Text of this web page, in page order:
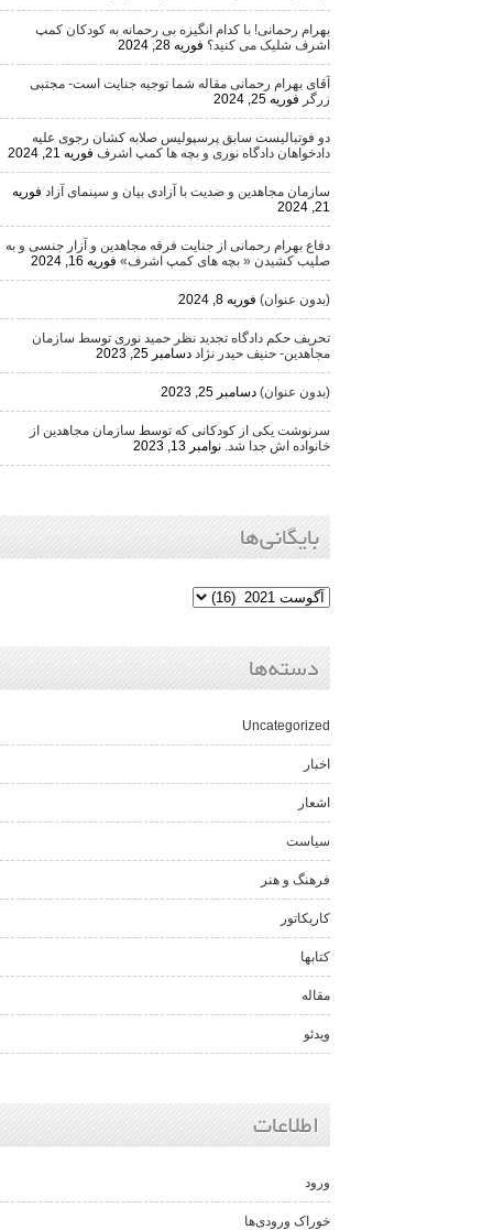
بهرام رحمانی! با کدام انگیزه بی رحمانه به کودکان کمپ
اشرف شلیک می کنید؟ فوریه 28, 2024
آقای بهرام رحمانی مقاله شما توجیه جنایت است- مجتبی
فوریه 25, 2024
دو فوتبالیست سابق پرسپولیس صلابه کشان رجوی علیه
دادخواهان دادگاه نوری و بچه ها کمپ اشرف فوریه 21, 2024
سازمان مجاهدین و ضدیت با آزادی بیان و سینمای آزاد فوریه
دفاع بهرام رحمانی از جنایت فرقه مجاهدین و آزار جنسی و به
صلیب کشیدن « بچه های کمپ اشرف» فوریه 16, 2024
(بدون عنوان) فوریه 8, 2024
تحریف حکم دادگاه تجدید نظر حمید نوری توسط سازمان
مجاهدین- حنیف حیدر نژاد دسامبر 25, 2023
(بدون عنوان) دسامبر 25, 2023
سرنوشت یکی از کودکانی که توسط سازمان مجاهدین از
خانواده اش جدا شد. نوامبر 13, 2023
بایگانی‌ها
دسته‌ها
Uncategorized
فرهنگ و هنر
کاریکاتور
اطلاعات
خوراک ورودی‌ها